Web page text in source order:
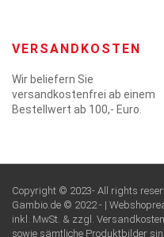
VERSANDKOSTEN
Wir beliefern Sie
versandkostenfrei ab einem
Bestellwert ab 100,- Euro.
Copyright © 2023- All rights
Gambio.de © 2022 - |
inkl. MwSt. & zzgl.
sowie sämtliche Produktbilder